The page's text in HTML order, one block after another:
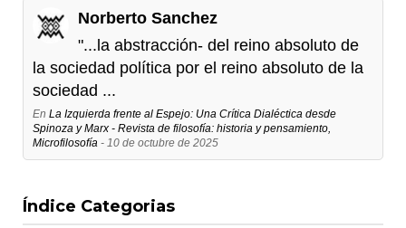
Norberto Sanchez
"...la abstracción- del reino absoluto de
la sociedad política por el reino absoluto de la
sociedad ...
En La Izquierda frente al Espejo: Una Crítica Dialéctica desde
Spinoza y Marx - Revista de filosofía: historia y pensamiento,
Microfilosofía - 10 de octubre de 2025
Índice Categorias